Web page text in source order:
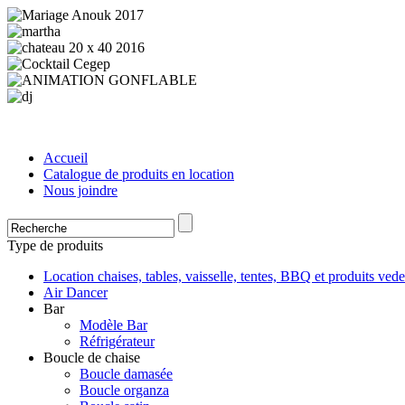
Accueil
Catalogue de produits en location
Nous joindre
Type de produits
Location chaises, tables, vaisselle, tentes, BBQ et produits
Air Dancer
Bar
Modèle Bar
Réfrigérateur
Boucle de chaise
Boucle damasée
Boucle organza